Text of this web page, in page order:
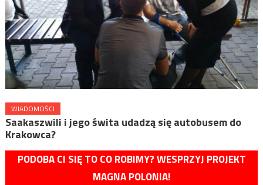
WIADOMOŚCI
Saakaszwili i jego świta udadzą się autobusem do
Krakowca?
PODOBA CI SIĘ TO CO ROBIMY? WESPRZYJ PROJEKT
MAGNA POLONIA!